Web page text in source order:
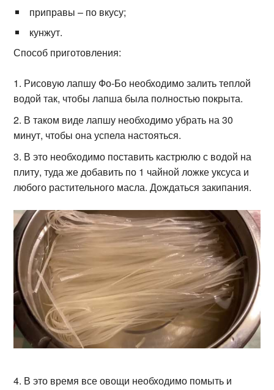
приправы – по вкусу;
кунжут.
Способ приготовления:
Рисовую лапшу Фо-Бо необходимо залить теплой
водой так, чтобы лапша была полностью покрыта.
В таком виде лапшу необходимо убрать на 30
минут, чтобы она успела настояться.
В это необходимо поставить кастрюлю с водой на
плиту, туда же добавить по 1 чайной ложке уксуса и
любого растительного масла. Дождаться закипания.
В это время все овощи необходимо помыть и